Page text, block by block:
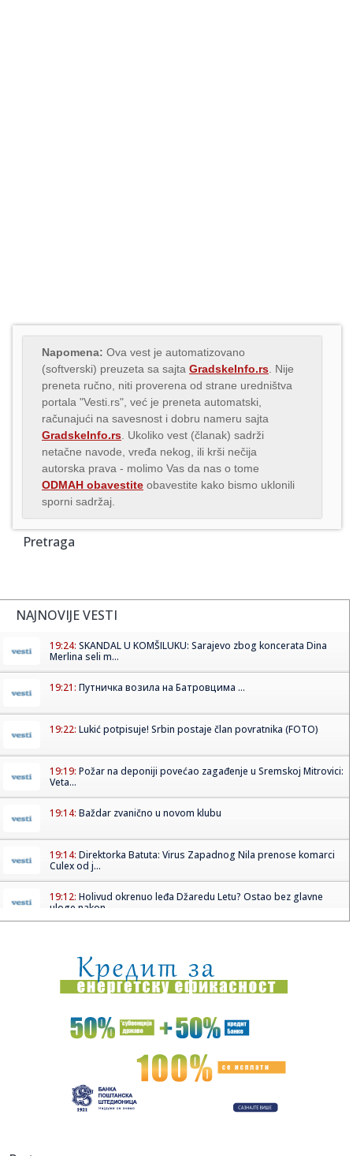
Napomena: Ova vest je automatizovano
(softverski) preuzeta sa sajta GradskeInfo.rs . Nije
preneta ručno, niti proverena od strane uredništva
portala "Vesti.rs", već je preneta automatski,
računajući na savesnost i dobru nameru sajta
GradskeInfo.rs . Ukoliko vest (članak) sadrži
netačne navode, vređa nekog, ili krši nečija
autorska prava - molimo Vas da nas o tome
ODMAH obavestite obavestite kako bismo uklonili
sporni sadržaj.
Pretraga
NAJNOVIJE VESTI
19:24: SKANDAL U KOMŠILUKU: Sarajevo zbog koncerata Dina
Merlina seli m...
19:21: Путничка возила на Батровцима ...
19:22: Lukić potpisuje! Srbin postaje član povratnika (FOTO)
19:19: Požar na deponiji povećao zagađenje u Sremskoj Mitrovici:
Veta...
19:14: Baždar zvanično u novom klubu
19:14: Direktorka Batuta: Virus Zapadnog Nila prenose komarci
Culex od j...
19:12: Holivud okrenuo leđa Džaredu Letu? Ostao bez glavne
uloge nakon...
19:04:Sergej Trifunović dao iskaz policiji; Evo šta je rekao o
incide...
19:03:Zašto Zelenski baš sad stiže u Srbiju
Stigli su novi Samsung preklopni kraljevi: Prodaja je
19:03:Smart otkrio novi gradski električni automobil na potpuno